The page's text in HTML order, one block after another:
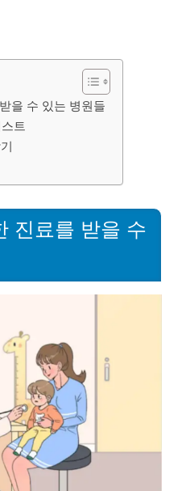
을 수 있는 병원들
트
진료를 받을 수